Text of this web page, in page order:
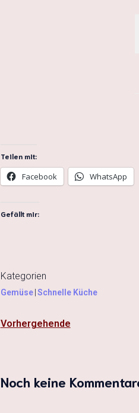
Teilen mit:
Facebook WhatsApp
Gefällt mir:
Kategorien
Gemüse |Schnelle Küche
Vorhergehende
Noch keine